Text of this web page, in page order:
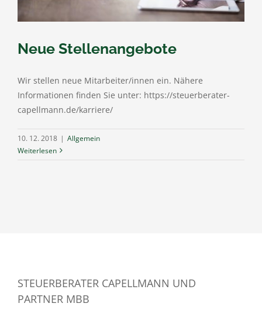
Neue Stellenangebote
Wir stellen neue Mitarbeiter/innen ein. Nähere
Informationen finden Sie unter: https://steuerberater-
capellmann.de/karriere/
10. 12. 2018 | Allgemein
Weiterlesen
STEUERBERATER CAPELLMANN UND
PARTNER MBB